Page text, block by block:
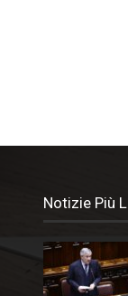
Notizie Più